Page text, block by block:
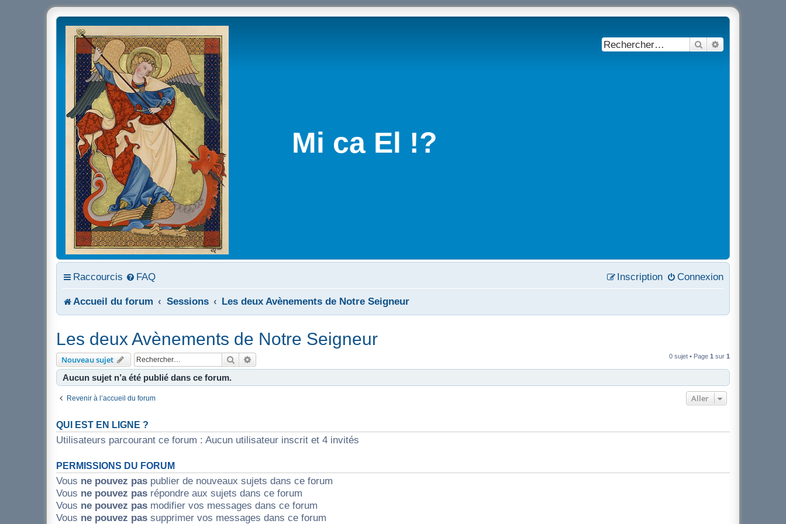
Mi ca El !?
Rechercher
Raccourcis FAQ Connexion
Inscription
Accueil du forum Sessions Les deux Avènements de Notre Seigneur
Les deux Avènements de Notre Seigneur
Nouveau sujet Rechercher 0 sujet • Page 1 sur 1
Aucun sujet n’a été publié dans ce forum.
Revenir à l’accueil du forum Aller
QUI EST EN LIGNE ?
Utilisateurs parcourant ce forum : Aucun utilisateur inscrit et 4 invités
PERMISSIONS DU FORUM
Vous ne pouvez pas publier de nouveaux sujets dans ce forum
Vous ne pouvez pas répondre aux sujets dans ce forum
Vous ne pouvez pas modifier vos messages dans ce forum
Vous ne pouvez pas supprimer vos messages dans ce forum